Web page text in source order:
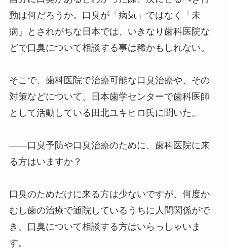
動は何だろうか。口臭が「病気」ではなく「未
病」とされがちな日本では、いきなり歯科医院な
どで口臭について相談する事は稀かもしれない。
そこで、歯科医院で治療可能な口臭治療や、その
対策などについて、日本歯学センターで歯科医師
として活動している田北ユキヒロ氏に聞いた。
――口臭予防や口臭治療のために、歯科医院に来
る方はいますか？
口臭のためだけに来る方は少ないですが、何度か
むし歯の治療で通院しているうちに人間関係がで
き、口臭について相談する方はいらっしゃいま
す。